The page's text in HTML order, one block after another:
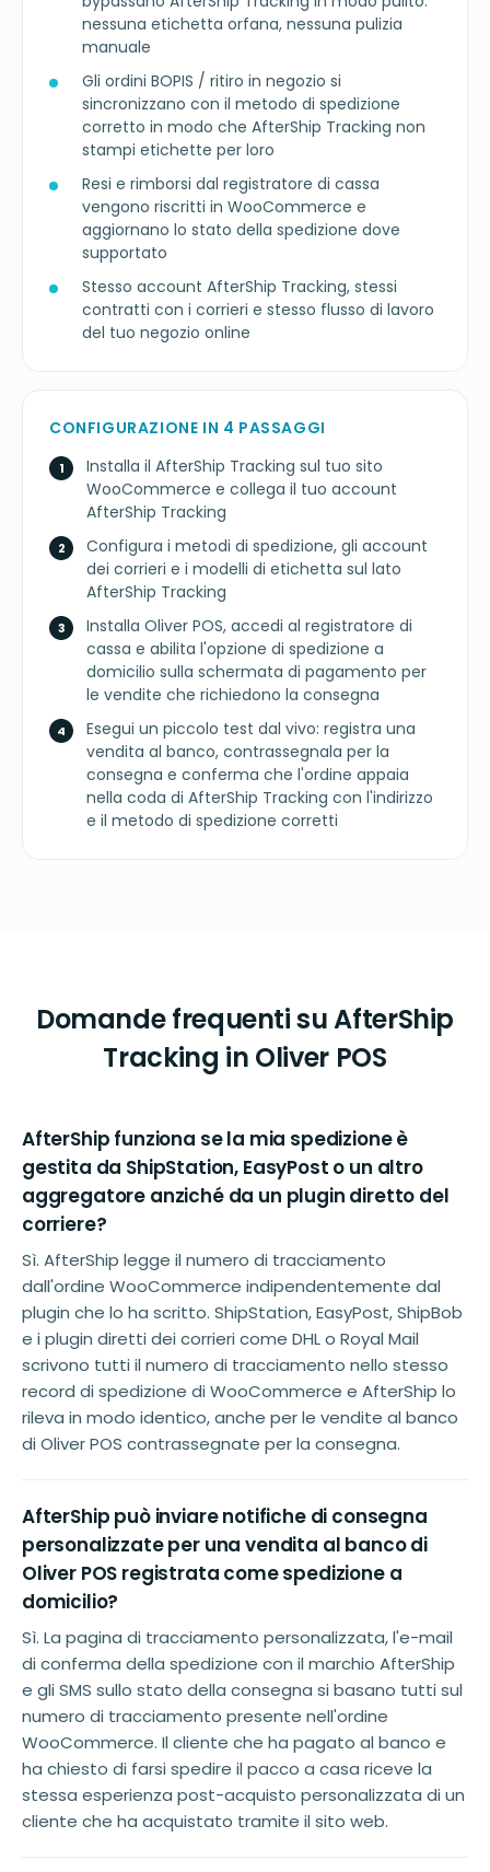
nessuna etichetta orfana, nessuna pulizia
manuale
Gli ordini BOPIS / ritiro in negozio si
sincronizzano con il metodo di spedizione
corretto in modo che AfterShip Tracking non
stampi etichette per loro
Resi e rimborsi dal registratore di cassa
vengono riscritti in WooCommerce e
aggiornano lo stato della spedizione dove
supportato
Stesso account AfterShip Tracking, stessi
contratti con i corrieri e stesso flusso di lavoro
del tuo negozio online
CONFIGURAZIONE IN 4 PASSAGGI
Installa il AfterShip Tracking sul tuo sito
WooCommerce e collega il tuo account
AfterShip Tracking
Configura i metodi di spedizione, gli account
dei corrieri e i modelli di etichetta sul lato
AfterShip Tracking
Installa Oliver POS, accedi al registratore di
cassa e abilita l'opzione di spedizione a
domicilio sulla schermata di pagamento per
le vendite che richiedono la consegna
Esegui un piccolo test dal vivo: registra una
vendita al banco, contrassegnala per la
consegna e conferma che l'ordine appaia
nella coda di AfterShip Tracking con l'indirizzo
e il metodo di spedizione corretti
Domande frequenti su AfterShip
Tracking in Oliver POS
AfterShip funziona se la mia spedizione è
gestita da ShipStation, EasyPost o un altro
aggregatore anziché da un plugin diretto del
corriere?
Sì. AfterShip legge il numero di tracciamento
dall'ordine WooCommerce indipendentemente dal
plugin che lo ha scritto. ShipStation, EasyPost, ShipBob
e i plugin diretti dei corrieri come DHL o Royal Mail
scrivono tutti il numero di tracciamento nello stesso
record di spedizione di WooCommerce e AfterShip lo
rileva in modo identico, anche per le vendite al banco
di Oliver POS contrassegnate per la consegna.
AfterShip può inviare notifiche di consegna
personalizzate per una vendita al banco di
Oliver POS registrata come spedizione a
domicilio?
Sì. La pagina di tracciamento personalizzata, l'e-mail
di conferma della spedizione con il marchio AfterShip
e gli SMS sullo stato della consegna si basano tutti sul
numero di tracciamento presente nell'ordine
WooCommerce. Il cliente che ha pagato al banco e
ha chiesto di farsi spedire il pacco a casa riceve la
stessa esperienza post-acquisto personalizzata di un
cliente che ha acquistato tramite il sito web.